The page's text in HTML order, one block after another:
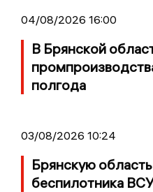
04/08/2026 16:00
В Брянской
полгода
03/08/2026 10:24
Брянскую
беспилотника